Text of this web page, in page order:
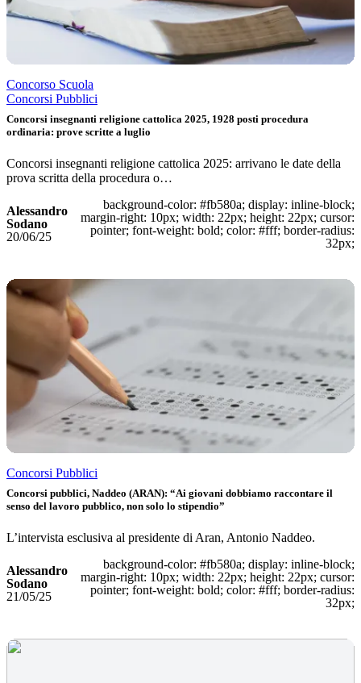
Concorso Scuola
Concorsi Pubblici
Concorsi insegnanti religione cattolica 2025, 1928 posti procedura
ordinaria: prove scritte a luglio
Concorsi insegnanti religione cattolica 2025: arrivano le date della
prova scritta della procedura o…
Alessandro
Sodano
20/06/25
background-color: #fb580a; display: inline-block;
margin-right: 10px; width: 22px; height: 22px; cursor:
pointer; font-weight: bold; color: #fff; border-radius:
32px;
Concorsi Pubblici
Concorsi pubblici, Naddeo (ARAN): “Ai giovani dobbiamo raccontare il
senso del lavoro pubblico, non solo lo stipendio”
L’intervista esclusiva al presidente di Aran, Antonio Naddeo.
Alessandro
Sodano
21/05/25
background-color: #fb580a; display: inline-block;
margin-right: 10px; width: 22px; height: 22px; cursor:
pointer; font-weight: bold; color: #fff; border-radius:
32px;